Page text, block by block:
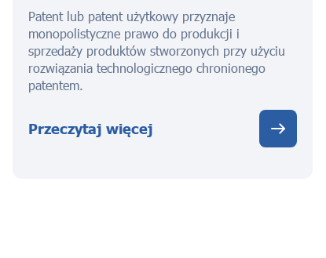
Patent lub patent użytkowy przyznaje
monopolistyczne prawo do produkcji i
sprzedaży produktów stworzonych przy użyciu
rozwiązania technologicznego chronionego
patentem.
Przeczytaj więcej